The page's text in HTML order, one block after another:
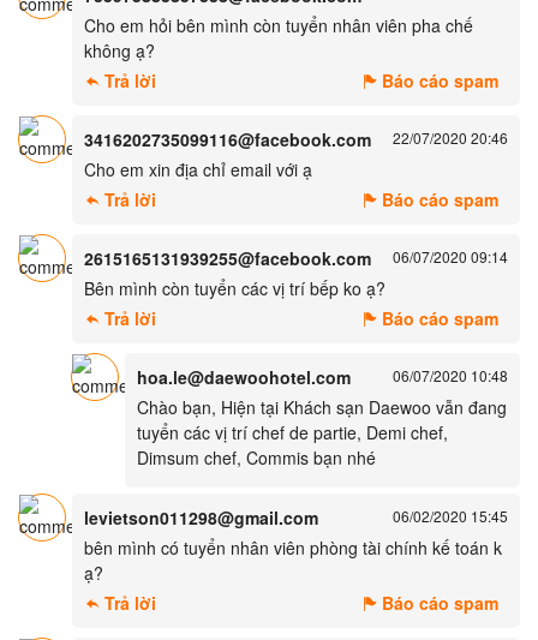
Cho em hỏi bên mình còn tuyển nhân viên pha chế
không ạ?
Trả lời
Báo cáo spam
3416202735099116@facebook.com 22/07/2020 20:46
Cho em xin địa chỉ email với ạ
Trả lời
Báo cáo spam
2615165131939255@facebook.com 06/07/2020 09:14
Bên mình còn tuyển các vị trí bếp ko ạ?
Trả lời
Báo cáo spam
hoa.le@daewoohotel.com 06/07/2020 10:48
Chào bạn, Hiện tại Khách sạn Daewoo vẫn đang
tuyển các vị trí chef de partie, Demi chef,
Dimsum chef, Commis bạn nhé
levietson011298@gmail.com 06/02/2020 15:45
bên mình có tuyển nhân viên phòng tài chính kế toán k
ạ?
Trả lời
Báo cáo spam